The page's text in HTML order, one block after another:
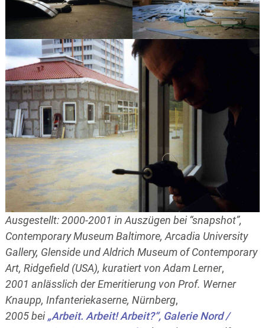
Ausgestellt: 2000-2001 in Auszügen bei “snapshot”,
Contemporary Museum Baltimore, Arcadia University
Gallery, Glenside und Aldrich Museum of Contemporary
Art, Ridgefield (USA), kuratiert von Adam Lerner,
2001 anlässlich der Emeritierung von Prof. Werner
Knaupp, Infanteriekaserne, Nürnberg,
2005 bei „Arbeit. Arbeit! Arbeit?“, Galerie Nord /